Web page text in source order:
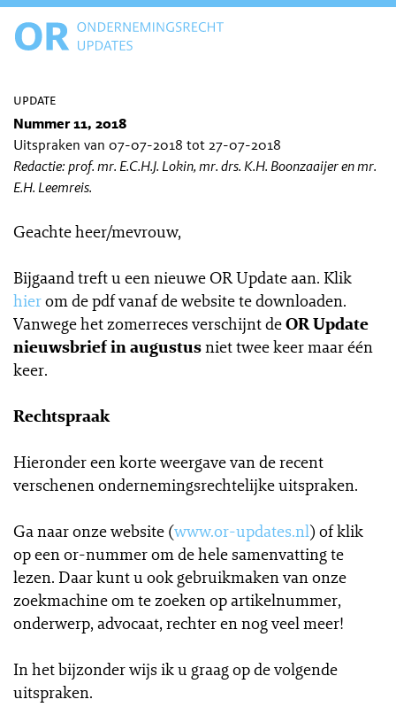
update
Nummer 11, 2018
Uitspraken van 07-07-2018 tot 27-07-2018
Redactie: prof. mr. E.C.H.J. Lokin, mr. drs. K.H. Boonzaaijer en mr.
E.H. Leemreis.
Geachte heer/mevrouw,
Bijgaand treft u een nieuwe OR Update aan. Klik
hierom de pdf vanaf de website te downloaden.
Vanwege het zomerreces verschijnt deOR Update
nieuwsbrief in augustusniet twee keer maar één
keer.
Rechtspraak
Hieronder een korte weergave van de recent
verschenen ondernemingsrechtelijke uitspraken.
Ga naar onze website (www.or-updates.nl) of klik
op een or-nummer om de hele samenvatting te
lezen. Daar kunt u ook gebruikmaken van onze
zoekmachine om te zoeken op artikelnummer,
onderwerp, advocaat, rechter en nog veel meer!
In het bijzonder wijs ik u graag op de volgende
uitspraken.